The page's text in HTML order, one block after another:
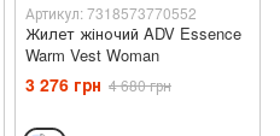
Артикул: 7318573770552
Жилет жіночий ADV Essence
Warm Vest Woman
3 276 грн 4 680 грн